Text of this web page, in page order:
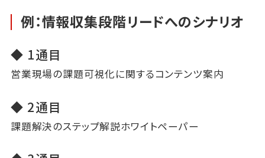
例：情報収集段階リードへのシナリオ
◆ 1通目
営業現場の課題可視化に関するコンテンツ案内
◆ 2通目
課題解決のステップ解説ホワイトペーパー